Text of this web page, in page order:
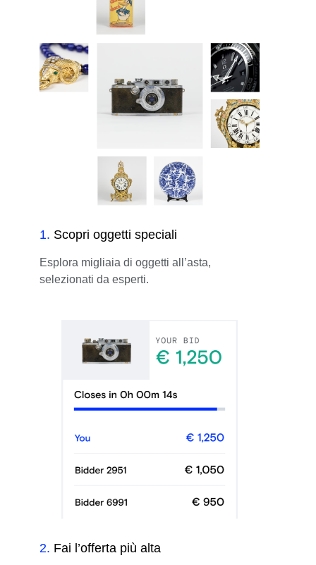
1. Scopri oggetti speciali
Esplora migliaia di oggetti all’asta,
selezionati da esperti.
2. Fai l’offerta più alta